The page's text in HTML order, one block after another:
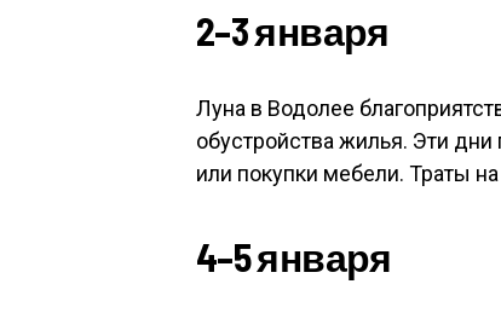
2–3 января
Луна в Водолее
обустройства жилья. Эти
или покупки мебели. Траты
4–5 января